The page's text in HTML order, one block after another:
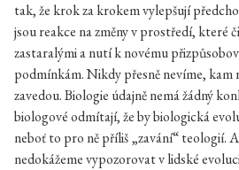
tak, že krok za krokem vylepšují
jsou reakce na změny v prostředí, které
zastaralými a nutí k novému
podmínkám. Nikdy přesně nevíme, kam
zavedou. Biologie údajně nemá žádný
biologové odmítají, že by biologická
neboť to pro ně příliš „zavání“ teologií.
nedokážeme vypozorovat v lidské